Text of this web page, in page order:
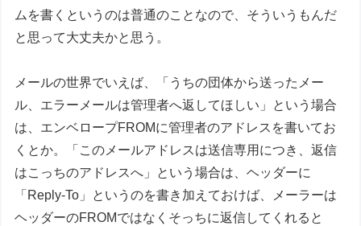
ムを書くというのは普通のことなので、そういうもんだ
と思って大丈夫かと思う。
メールの世界でいえば、「うちの団体から送ったメー
ル、エラーメールは管理者へ返してほしい」という場合
は、エンベロープFROMに管理者のアドレスを書いてお
くとか。「このメールアドレスは送信専用につき、返信
はこっちのアドレスへ」という場合は、ヘッダーに
「Reply-To」というのを書き加えておけば、メーラーは
ヘッダーのFROMではなくそっちに返信してくれると